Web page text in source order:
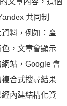
文章內容，這個
共同制
料，例如：產
，文章會顯示
網站，Google 會
合式搜尋結果
內建結構化資